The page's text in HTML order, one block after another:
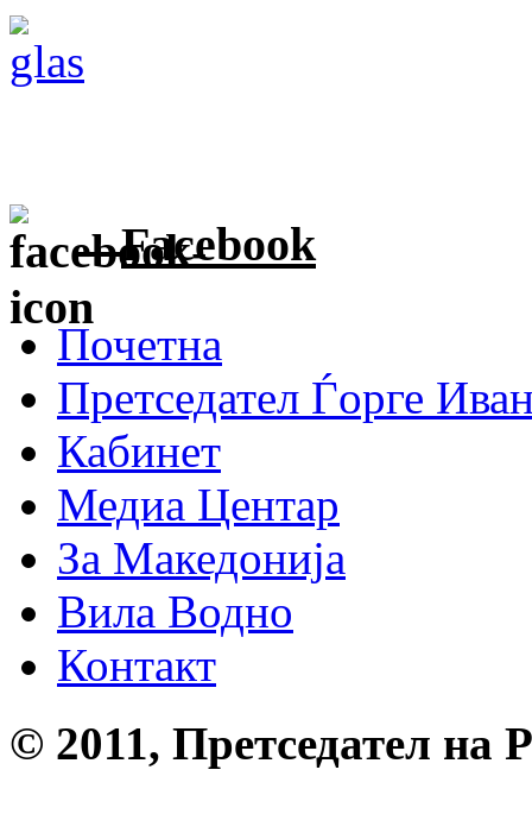
Facebook
Почетна
Претседател Ѓорге
Кабинет
Медиа Центар
За Македонија
Вила Водно
Контакт
© 2011, Претседател на